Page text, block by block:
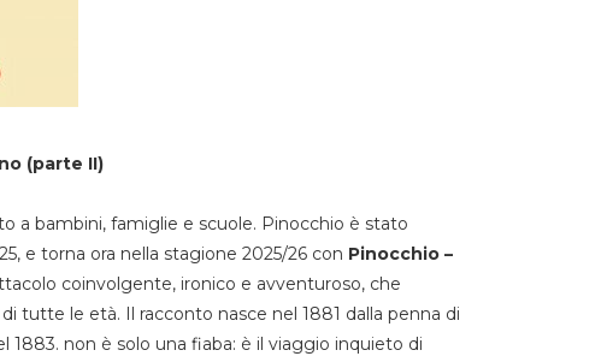
(parte II)
a bambini, famiglie e scuole. Pinocchio è stato
e torna ora nella stagione 2025/26 con Pinocchio –
coinvolgente, ironico e avventuroso, che
tutte le età. Il racconto nasce nel 1881 dalla penna di
1883. non è solo una fiaba: è il viaggio inquieto di